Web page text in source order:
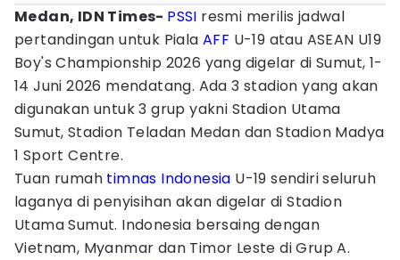
Medan, IDN Times- PSSI resmi merilis jadwal
pertandingan untuk Piala AFF U-19 atau ASEAN U19
Boy's Championship 2026 yang digelar di Sumut, 1-
14 Juni 2026 mendatang. Ada 3 stadion yang akan
digunakan untuk 3 grup yakni Stadion Utama
Sumut, Stadion Teladan Medan dan Stadion Madya
1 Sport Centre.
Tuan rumah timnas Indonesia U-19 sendiri seluruh
laganya di penyisihan akan digelar di Stadion
Utama Sumut. Indonesia bersaing dengan
Vietnam, Myanmar dan Timor Leste di Grup A.